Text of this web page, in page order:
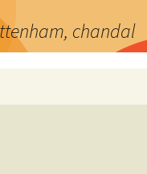
chandal